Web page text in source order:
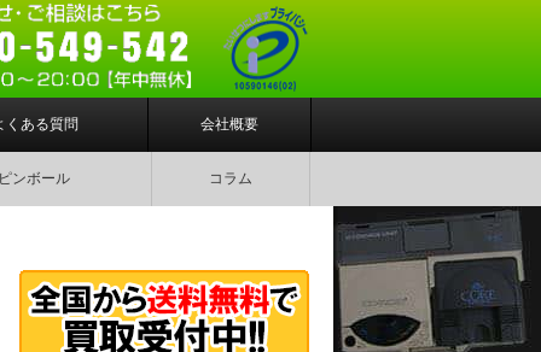
くある質問 会社概要
ンボール コラム